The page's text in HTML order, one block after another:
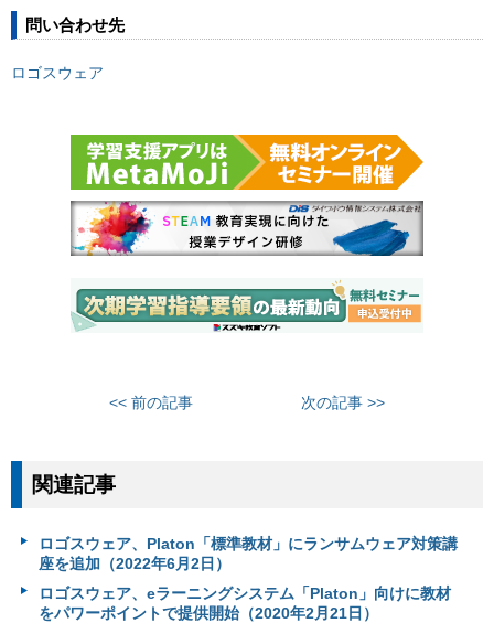
問い合わせ先
ロゴスウェア
<< 前の記事 次の記事 >>
関連記事
ロゴスウェア、Platon「標準教材」にランサムウェア対策講
座を追加（2022年6月2日）
ロゴスウェア、eラーニングシステム「Platon」向けに教材
をパワーポイントで提供開始（2020年2月21日）